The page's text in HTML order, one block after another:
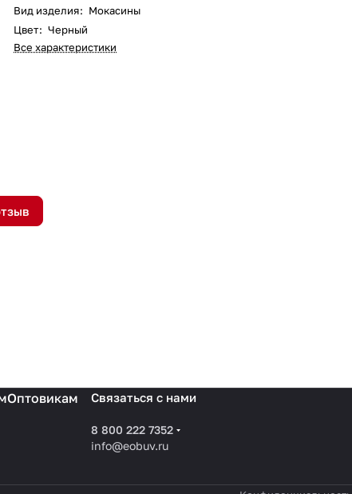
Вид изделия: Мокасины
Цвет: Черный
Все характеристики
Оптовикам
Связаться с нами
8 800 222 7352
info@eobuv.ru